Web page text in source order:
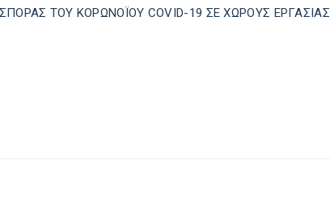
ΤΟΥ ΚΟΡΩΝΟΪΟΥ COVID-19 ΣΕ ΧΩΡΟΥΣ ΕΡΓΑΣΙΑΣ